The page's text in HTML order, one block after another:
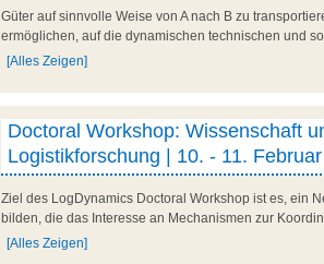
Güter auf sinnvolle Weise von A nach B zu
ermöglichen, auf die dynamischen technischen und
[Alles Zeigen]
Doctoral Workshop: Wissenschaft
Logistikforschung | 10. - 11.
Ziel des LogDynamics Doctoral Workshop ist es, ein
bilden, die das Interesse an Mechanismen zur
[Alles Zeigen]